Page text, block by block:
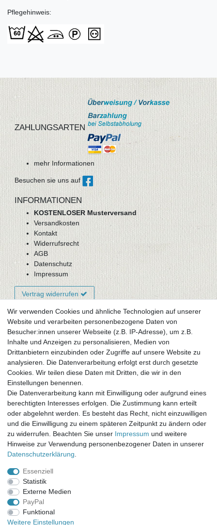
Pflegehinweis:
ZAHLUNGSARTEN
mehr Informationen
Besuchen sie uns auf
INFORMATIONEN
KOSTENLOSER Musterversand
Versandkosten
Kontakt
Widerrufsrecht
AGB
Datenschutz
Impressum
Vertrag widerrufen
Newsletter-Anmeldung
FAQ / Fragen
Mein Warenkorb
Mein Merkzettel
Mein Konto
UNSER LADENGESCHÄFT
Gottlieb-Daimler-Str. 10
33334 Gütersloh
ÖFFNUNGSZEITEN
Montag - Dienstag: 8.00 - 18.00 Uhr, Mittwoch Ruhetag,
Donnerstag: 8.00 - 18.00 Uhr, Freitag 8.00 - 14.00 Uhr
KUNDENSERVICE
Telefon: (05241) 403 22 38
E-Mail: info@stoffamstueck.de
Wir verwenden Cookies und ähnliche Technologien auf unserer
Website und verarbeiten personenbezogene Daten von
Besucher:innen unserer Webseite (z.B. IP-Adresse), um z.B.
Inhalte und Anzeigen zu personalisieren, Medien von
Drittanbietern einzubinden oder Zugriffe auf unsere Website zu
analysieren. Die Datenverarbeitung erfolgt erst durch gesetzte
Cookies. Wir teilen diese Daten mit Dritten, die wir in den
Einstellungen benennen.
Die Datenverarbeitung kann mit Einwilligung oder aufgrund eines
berechtigten Interesses erfolgen. Die Zustimmung kann erteilt
oder abgelehnt werden. Es besteht das Recht, nicht einzuwilligen
und die Einwilligung zu einem späteren Zeitpunkt zu ändern oder
zu widerrufen. Beachten Sie unser Impressum und weitere
Hinweise zur Verwendung personenbezogener Daten in unserer
Daten­schutz­erklärung
Essenziell
Statistik
Externe Medien
PayPal
Funktional
Weitere Einstellungen